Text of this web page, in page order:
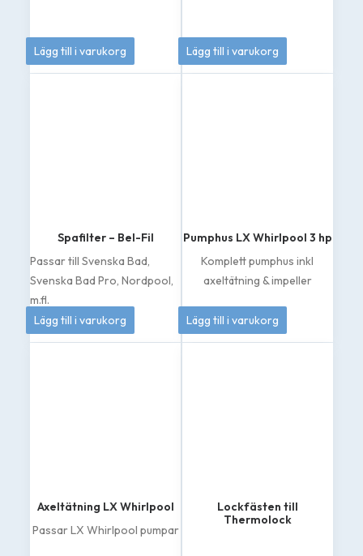
449kr
Lägg till i varukorg 349kr
Lägg till i varukorg
Spafilter – Bel-Fil
Passar till Svenska Bad,
Svenska Bad Pro, Nordpool,
m.fl.
399kr
Lägg till i varukorg
Pumphus LX Whirlpool 3 hp
Komplett pumphus inkl
axeltätning & impeller
1 049kr
Lägg till i varukorg
Axeltätning LX Whirlpool
Passar LX Whirlpool pumpar
Lockfästen till
Thermolock